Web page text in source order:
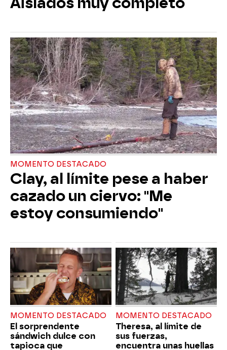
MOMENTO DESTACADO
Clay, al límite pese a haber
cazado un ciervo: "Me
estoy consumiendo"
MOMENTO DESTACADO
El sorprendente
sándwich dulce con
tapioca que
MOMENTO DESTACADO
Theresa, al límite de
sus fuerzas,
encuentra unas huellas